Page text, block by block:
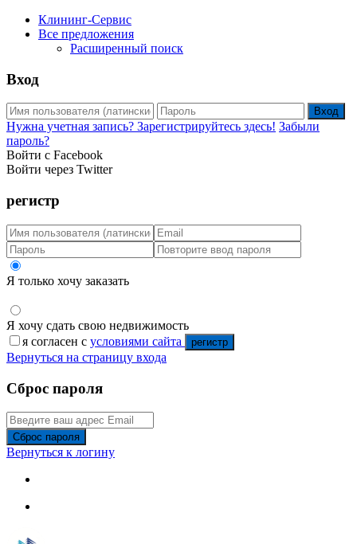
Клининг-Сервис
Все предложения
Расширенный поиск
Вход
Вход
Нужна учетная запись? Зарегистрируйтесь здесь! Забыли
пароль?
Войти с Facebook
Войти через Twitter
регистр
Я только хочу заказать
Я хочу сдать свою недвижимость
я согласен с условиями сайта регистр
Вернуться на страницу входа
Сброс пароля
Сброс пароля
Вернуться к логину